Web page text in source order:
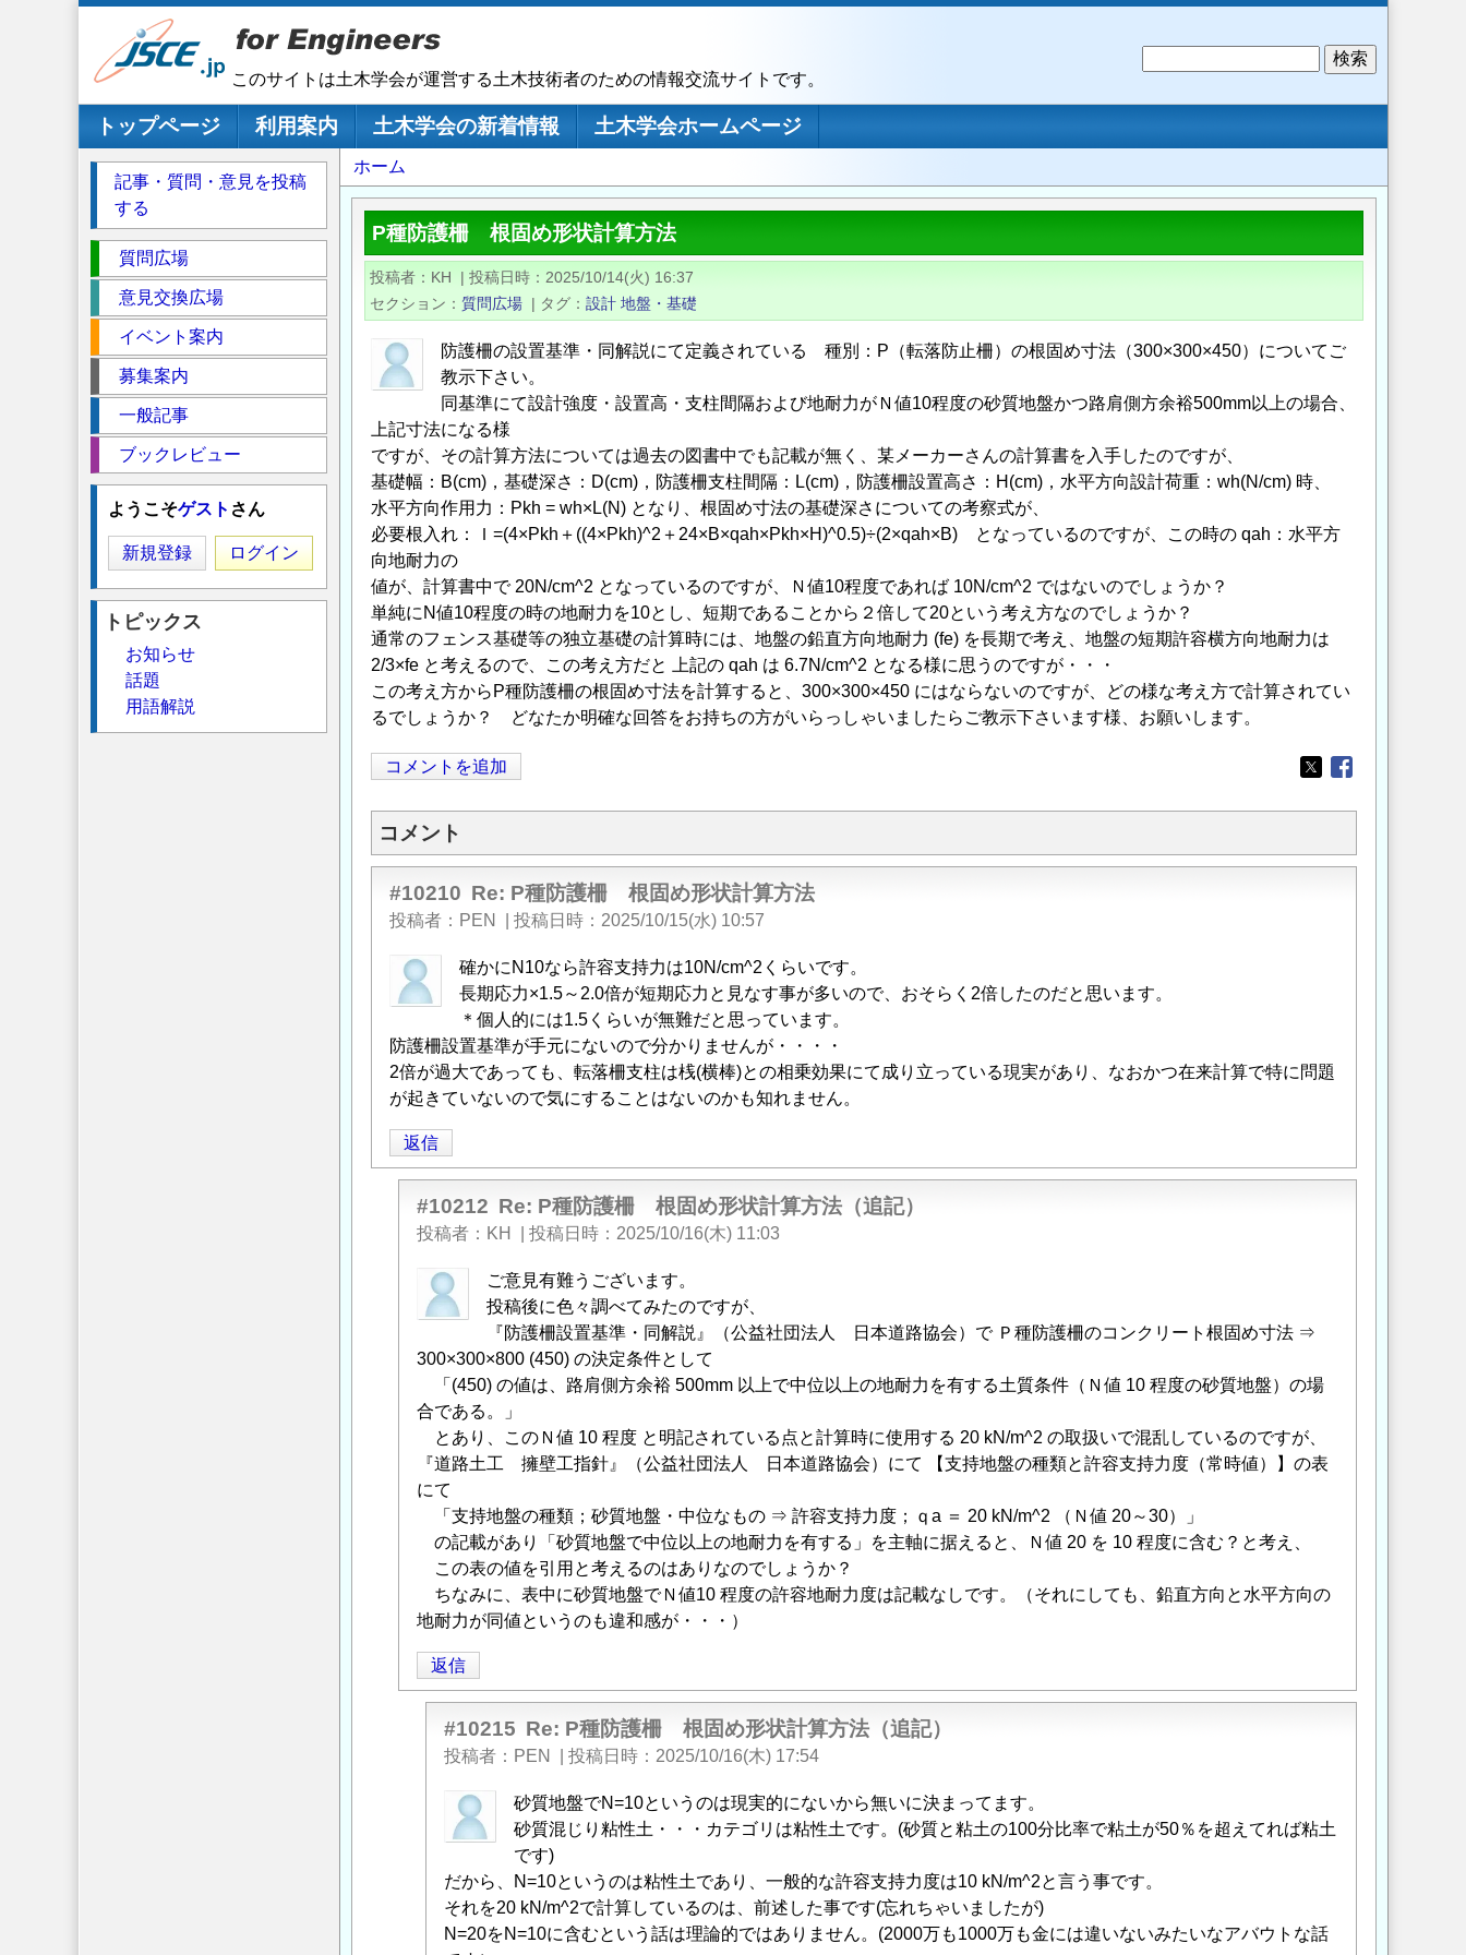
このサイトは土木学会が運営する土木技術者のための情報交流サイトです。
メインナビゲーション
トップページ 利用案内 土木学会の新着情報
土木学会ホームページ
パ
ン
く
ず
ホーム
P種防護柵 根固め形状計算方法
投稿者 KH | 投稿日時
2025/10/14(火) 16:37
セクション
質問広場 | タグ 設計 地盤・基礎
防護柵の設置基準・同解説にて定義されている 種別：P（転落防止柵）の根固め寸法（300×300×450）についてご
教示下さい。
同基準にて設計強度・設置高・支柱間隔および地耐力がＮ値10程度の砂質地盤かつ路肩側方余裕500mm以上の場合、
上記寸法になる様
ですが、その計算方法については過去の図書中でも記載が無く、某メーカーさんの計算書を入手したのですが、
基礎幅：B(cm)，基礎深さ：D(cm)，防護柵支柱間隔：L(cm)，防護柵設置高さ：H(cm)，水平方向設計荷重：wh(N/cm) 時、
水平方向作用力：Pkh = wh×L(N) となり、根固め寸法の基礎深さについての考察式が、
必要根入れ：Ｉ=(4×Pkh＋((4×Pkh)^2＋24×B×qah×Pkh×H)^0.5)÷(2×qah×B) となっているのですが、この時の qah：水平方
向地耐力の
値が、計算書中で 20N/cm^2 となっているのですが、Ｎ値10程度であれば 10N/cm^2 ではないのでしょうか？
単純にN値10程度の時の地耐力を10とし、短期であることから２倍して20という考え方なのでしょうか？
通常のフェンス基礎等の独立基礎の計算時には、地盤の鉛直方向地耐力 (fe) を長期で考え、地盤の短期許容横方向地耐力は
2/3×fe と考えるので、この考え方だと 上記の qah は 6.7N/cm^2 となる様に思うのですが・・・
この考え方からP種防護柵の根固め寸法を計算すると、300×300×450 にはならないのですが、どの様な考え方で計算されてい
るでしょうか？ どなたか明確な回答をお持ちの方がいらっしゃいましたらご教示下さいます様、お願いします。
コメントを追加
Opens in a new
Opens in a new
コメント
#10210 Re: P種防護柵 根固め形状計算方法
投稿者 PEN 投稿日時 2025/10/15(水) 10:57
確かにN10なら許容支持力は10N/cm^2くらいです。
長期応力×1.5～2.0倍が短期応力と見なす事が多いので、おそらく2倍したのだと思います。
＊個人的には1.5くらいが無難だと思っています。
防護柵設置基準が手元にないので分かりませんが・・・・
2倍が過大であっても、転落柵支柱は桟(横棒)との相乗効果にて成り立っている現実があり、なおかつ在来計算で特に問題
が起きていないので気にすることはないのかも知れません。
返信
#10212 Re: P種防護柵 根固め形状計算方法（追記）
投稿者 KH 投稿日時 2025/10/16(木) 11:03
匿
名
稿
に
る
「Re:
柵
固
め
ご意見有難うございます。
投稿後に色々調べてみたのですが、
『防護柵設置基準・同解説』（公益社団法人 日本道路協会）で Ｐ種防護柵のコンクリート根固め寸法 ⇒
300×300×800 (450) の決定条件として
「(450) の値は、路肩側方余裕 500mm 以上で中位以上の地耐力を有する土質条件（Ｎ値 10 程度の砂質地盤）の場
合である。」
とあり、このＮ値 10 程度 と明記されている点と計算時に使用する 20 kN/m^2 の取扱いで混乱しているのですが、
『道路土工 擁壁工指針』（公益社団法人 日本道路協会）にて 【支持地盤の種類と許容支持力度（常時値）】の表
にて
「支持地盤の種類；砂質地盤・中位なもの ⇒ 許容支持力度；ｑa ＝ 20 kN/m^2 （Ｎ値 20～30）」
の記載があり「砂質地盤で中位以上の地耐力を有する」を主軸に据えると、Ｎ値 20 を 10 程度に含む？と考え、
この表の値を引用と考えるのはありなのでしょうか？
ちなみに、表中に砂質地盤でＮ値10 程度の許容地耐力度は記載なしです。（それにしても、鉛直方向と水平方向の
地耐力が同値というのも違和感が・・・）
返信
#10215 Re: P種防護柵 根固め形状計算方法（追記）
投稿者 PEN 投稿日時 2025/10/16(木) 17:54
KH
に
る
「Re:
P
砂質地盤でN=10というのは現実的にないから無いに決まってます。
砂質混じり粘性土・・・カテゴリは粘性土です。(砂質と粘土の100分比率で粘土が50％を超えてれば粘土
です)
だから、N=10というのは粘性土であり、一般的な許容支持力度は10 kN/m^2と言う事です。
それを20 kN/m^2で計算しているのは、前述した事です(忘れちゃいましたが)
N=20をN=10に含むという話は理論的ではありません。(2000万も1000万も金には違いないみたいなアバウトな話
記事・質問・意見を投稿
する
ク
シ
質問広場
意見交換広場
イベント案内
募集案内
一般記事
ブックレビュー
ようこそゲスト さん
新規登録 ログイン
トピックス
お知らせ
話題
用語解説